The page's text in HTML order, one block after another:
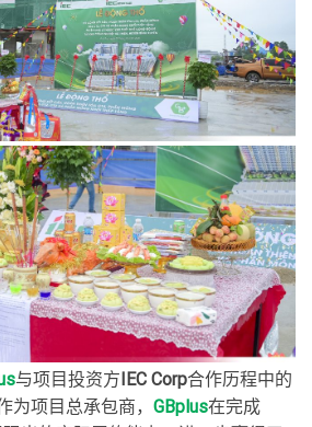
与项目投资方 IEC Corp合作历程中的
为项目总承包商， GBplus在完成